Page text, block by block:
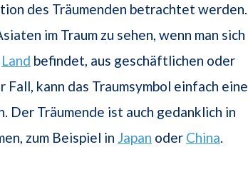
des Träumenden betrachtet werden.
im Traum zu sehen, wenn man sich
Land befindet, aus geschäftlichen oder
kann das Traumsymbol einfach eine
Der Träumende ist auch gedanklich in
zum Beispiel in Japan oder China.